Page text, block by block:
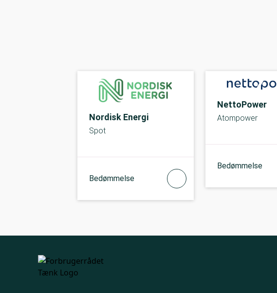
Nordisk Energi
Spot
Bedømmelse
NettoPower
Atompower
Bedømmelse